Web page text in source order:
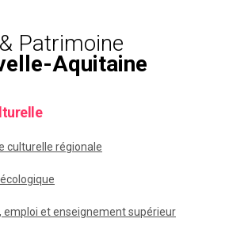
Patrimoine
Aquitaine
culturelle régionale
emploi et enseignement supérieur